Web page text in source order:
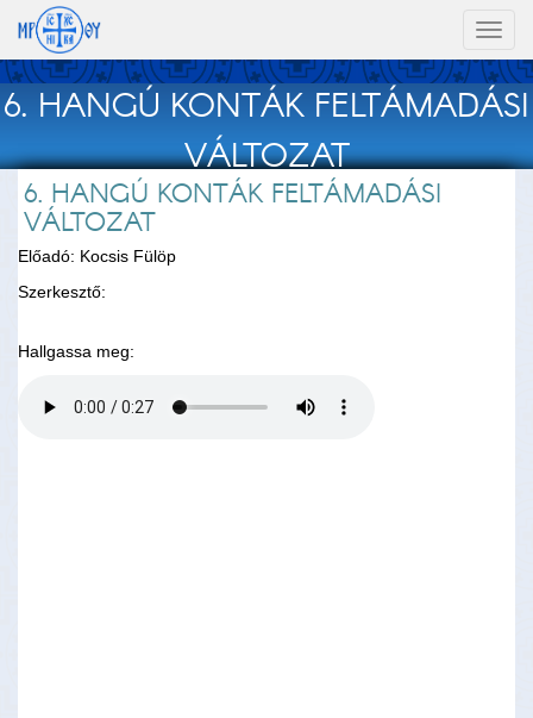
6. HANGÚ KONTÁK FELTÁMADÁSI
VÁLTOZAT
6. HANGÚ KONTÁK FELTÁMADÁSI
VÁLTOZAT
Előadó: Kocsis Fülöp
Szerkesztő:
Hallgassa meg: